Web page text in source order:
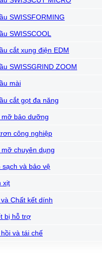
Dầu làm mát máy cắt
Bình xịt mỡ bôi trơn
Làm sạch và bảo vệ
Dầu NyeTact
SWISSFORMING
SWISSCOOL
cắt xung điện EDM
SWISSGRIND ZOOM
mài
cắt gọt đa năng
mỡ bảo dưỡng
công nghiệp
mỡ chuyên dụng
sạch và bảo vệ
xịt
và Chất kết dính
bị hỗ trợ
và tái chế